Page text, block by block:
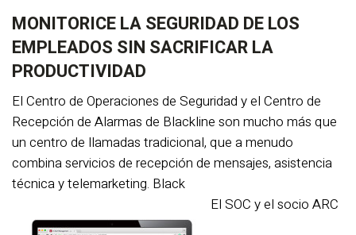
MONITORICE LA SEGURIDAD DE LOS
EMPLEADOS SIN SACRIFICAR LA
PRODUCTIVIDAD
El Centro de Operaciones de Seguridad y el Centro de
Recepción de Alarmas de Blackline son mucho más que
un centro de llamadas tradicional, que a menudo
combina servicios de recepción de mensajes, asistencia
técnica y telemarketing. Black
El SOC y el socio ARC